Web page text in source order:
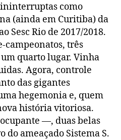
como
(ainda em Curitiba) da
Sesc Rio de 2017/2018.
campeonatos, três
quarto lugar. Vinha
Agora, controle
das gigantes
hegemonia e, quem
história vitoriosa.
—, duas belas
do ameaçado Sistema S.